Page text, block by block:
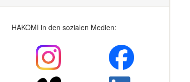
HAKOMI in den sozialen Medien: